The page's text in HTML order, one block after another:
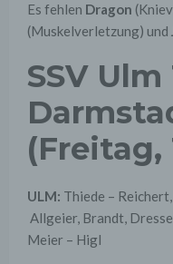
Es fehlen Dragon
(Muskelverletzung) und
SSV Ulm
(Freitag,
ULM: Thiede –
Allgeier, Brandt,
Meier – Higl